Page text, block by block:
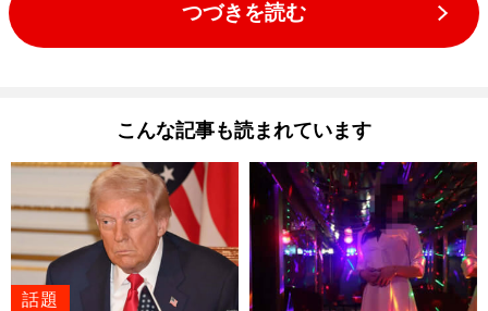
つづきを読む
こんな記事も読まれています
話題